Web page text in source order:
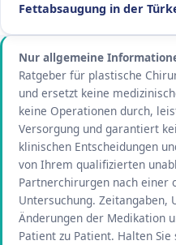
Fettabsaugung in der
Nur allgemeine
Ratgeber für plastische
und ersetzt keine
keine Operationen durch,
Versorgung und garantiert
klinischen Entscheidungen
von Ihrem qualifizierten
Partnerchirurgen nach einer
Untersuchung. Zeitangaben,
Änderungen der Medikation
Patient zu Patient. Halten